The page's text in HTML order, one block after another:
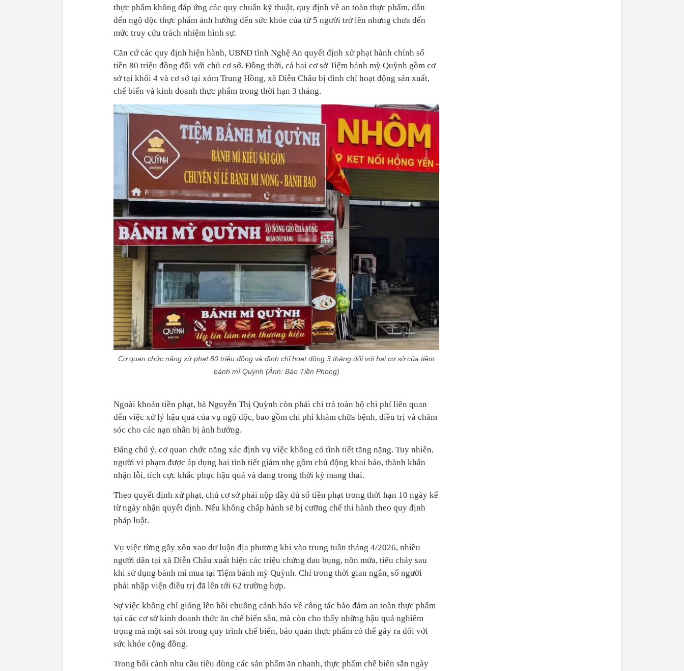
thực phẩm không đáp ứng các quy chuẩn kỹ thuật, quy định về an toàn thực phẩm, dẫn
đến ngộ độc thực phẩm ảnh hưởng đến sức khỏe của từ 5 người trở lên nhưng chưa đến
mức truy cứu trách nhiệm hình sự.
Căn cứ các quy định hiện hành, UBND tỉnh Nghệ An quyết định xử phạt hành chính số
tiền 80 triệu đồng đối với chủ cơ sở. Đồng thời, cả hai cơ sở Tiệm bánh mỳ Quỳnh gồm cơ
sở tại khối 4 và cơ sở tại xóm Trung Hồng, xã Diễn Châu bị đình chỉ hoạt động sản xuất,
chế biến và kinh doanh thực phẩm trong thời hạn 3 tháng.
Cơ quan chức năng xử phạt 80 triệu đồng và đình chỉ hoạt động 3 tháng đối với hai cơ sở của tiệm
bánh mì Quỳnh (Ảnh: Báo Tiền Phong)
Ngoài khoản tiền phạt, bà Nguyễn Thị Quỳnh còn phải chi trả toàn bộ chi phí liên quan
đến việc xử lý hậu quả của vụ ngộ độc, bao gồm chi phí khám chữa bệnh, điều trị và chăm
sóc cho các nạn nhân bị ảnh hưởng.
Đáng chú ý, cơ quan chức năng xác định vụ việc không có tình tiết tăng nặng. Tuy nhiên,
người vi phạm được áp dụng hai tình tiết giảm nhẹ gồm chủ động khai báo, thành khẩn
nhận lỗi, tích cực khắc phục hậu quả và đang trong thời kỳ mang thai.
Theo quyết định xử phạt, chủ cơ sở phải nộp đầy đủ số tiền phạt trong thời hạn 10 ngày kể
từ ngày nhận quyết định. Nếu không chấp hành sẽ bị cưỡng chế thi hành theo quy định
pháp luật.
Vụ việc từng gây xôn xao dư luận địa phương khi vào trung tuần tháng 4/2026, nhiều
người dân tại xã Diễn Châu xuất hiện các triệu chứng đau bụng, nôn mửa, tiêu chảy sau
khi sử dụng bánh mì mua tại Tiệm bánh mỳ Quỳnh. Chỉ trong thời gian ngắn, số người
phải nhập viện điều trị đã lên tới 62 trường hợp.
Sự việc không chỉ gióng lên hồi chuông cảnh báo về công tác bảo đảm an toàn thực phẩm
tại các cơ sở kinh doanh thức ăn chế biến sẵn, mà còn cho thấy những hậu quả nghiêm
trọng mà một sai sót trong quy trình chế biến, bảo quản thực phẩm có thể gây ra đối với
sức khỏe cộng đồng.
Trong bối cảnh nhu cầu tiêu dùng các sản phẩm ăn nhanh, thực phẩm chế biến sẵn ngày